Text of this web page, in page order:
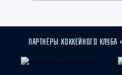
ПАРТНЁРЫ ХОККЕЙНОГО КЛУБА